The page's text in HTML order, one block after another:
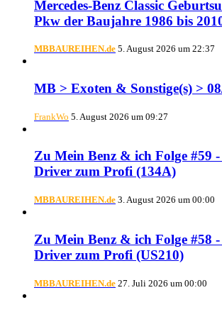
Mercedes-Benz Classic
Pkw der Baujahre 1986 bis
MBBAUREIHEN.de 5. August 2026 um 22:37
MB > Exoten & Sonstige(s) >
FrankWo 5. August 2026 um 09:27
Zu Mein Benz & ich Folge #59
Driver zum Profi (134A)
MBBAUREIHEN.de 3. August 2026 um 00:00
Zu Mein Benz & ich Folge #58
Driver zum Profi (US210)
MBBAUREIHEN.de 27. Juli 2026 um 00:00